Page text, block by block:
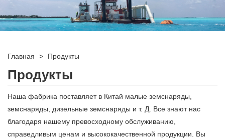
Главная > Продукты
Продукты
Наша фабрика поставляет в Китай малые земснаряды,
земснаряды, дизельные земснаряды и т. Д. Все знают нас
благодаря нашему превосходному обслуживанию,
справедливым ценам и высококачественной продукции. Вы